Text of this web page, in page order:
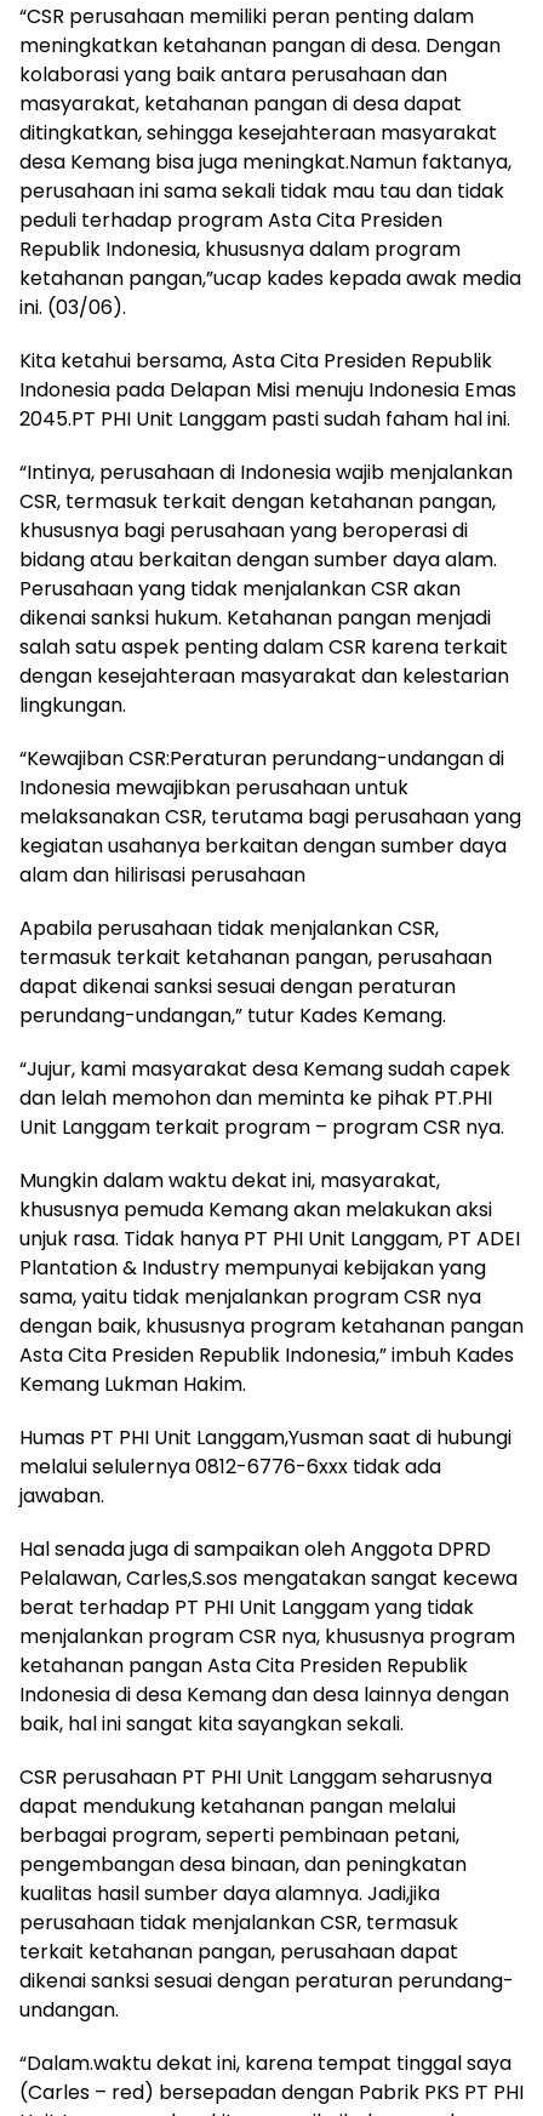
“CSR perusahaan memiliki peran penting dalam
meningkatkan ketahanan pangan di desa. Dengan
kolaborasi yang baik antara perusahaan dan
masyarakat, ketahanan pangan di desa dapat
ditingkatkan, sehingga kesejahteraan masyarakat
desa Kemang bisa juga meningkat.Namun faktanya,
perusahaan ini sama sekali tidak mau tau dan tidak
peduli terhadap program Asta Cita Presiden
Republik Indonesia, khususnya dalam program
ketahanan pangan,”ucap kades kepada awak media
ini. (03/06).
Kita ketahui bersama, Asta Cita Presiden Republik
Indonesia pada Delapan Misi menuju Indonesia Emas
2045.PT PHI Unit Langgam pasti sudah faham hal ini.
“Intinya, perusahaan di Indonesia wajib menjalankan
CSR, termasuk terkait dengan ketahanan pangan,
khususnya bagi perusahaan yang beroperasi di
bidang atau berkaitan dengan sumber daya alam.
Perusahaan yang tidak menjalankan CSR akan
dikenai sanksi hukum. Ketahanan pangan menjadi
salah satu aspek penting dalam CSR karena terkait
dengan kesejahteraan masyarakat dan kelestarian
lingkungan.
“Kewajiban CSR:Peraturan perundang-undangan di
Indonesia mewajibkan perusahaan untuk
melaksanakan CSR, terutama bagi perusahaan yang
kegiatan usahanya berkaitan dengan sumber daya
alam dan hilirisasi perusahaan
Apabila perusahaan tidak menjalankan CSR,
termasuk terkait ketahanan pangan, perusahaan
dapat dikenai sanksi sesuai dengan peraturan
perundang-undangan,” tutur Kades Kemang.
“Jujur, kami masyarakat desa Kemang sudah capek
dan lelah memohon dan meminta ke pihak PT.PHI
Unit Langgam terkait program – program CSR nya.
Mungkin dalam waktu dekat ini, masyarakat,
khususnya pemuda Kemang akan melakukan aksi
unjuk rasa. Tidak hanya PT PHI Unit Langgam, PT ADEI
Plantation & Industry mempunyai kebijakan yang
sama, yaitu tidak menjalankan program CSR nya
dengan baik, khususnya program ketahanan pangan
Asta Cita Presiden Republik Indonesia,” imbuh Kades
Kemang Lukman Hakim.
Humas PT PHI Unit Langgam,Yusman saat di hubungi
melalui selulernya 0812-6776-6xxx tidak ada
jawaban.
Hal senada juga di sampaikan oleh Anggota DPRD
Pelalawan, Carles,S.sos mengatakan sangat kecewa
berat terhadap PT PHI Unit Langgam yang tidak
menjalankan program CSR nya, khususnya program
ketahanan pangan Asta Cita Presiden Republik
Indonesia di desa Kemang dan desa lainnya dengan
baik, hal ini sangat kita sayangkan sekali.
CSR perusahaan PT PHI Unit Langgam seharusnya
dapat mendukung ketahanan pangan melalui
berbagai program, seperti pembinaan petani,
pengembangan desa binaan, dan peningkatan
kualitas hasil sumber daya alamnya. Jadi,jika
perusahaan tidak menjalankan CSR, termasuk
terkait ketahanan pangan, perusahaan dapat
dikenai sanksi sesuai dengan peraturan perundang-
undangan.
“Dalam.waktu dekat ini, karena tempat tinggal saya
(Carles – red) bersepadan dengan Pabrik PKS PT PHI